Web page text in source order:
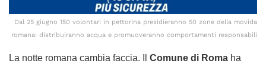
Dal 25 giugno 150 volontari in pettorina presidieranno 50 zone della movida
romana: distribuiranno acqua e promuoveranno comportamenti responsabili
La notte romana cambia faccia. Il Comune di Roma ha